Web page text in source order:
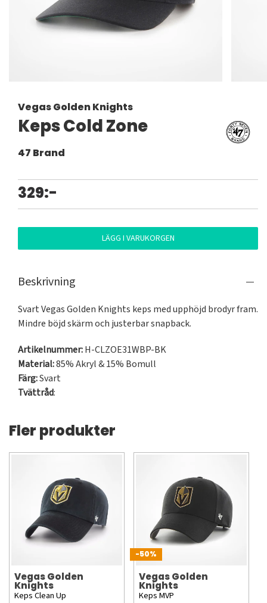
Vegas Golden Knights
Keps Cold Zone
47 Brand
329:-
LÄGG I VARUKORGEN
Beskrivning
Svart Vegas Golden Knights keps med upphöjd brodyr fram.
Mindre böjd skärm och justerbar snapback.
Artikelnummer:H-CLZOE31WBP-BK
Material:85% Akryl & 15% Bomull
Färg:Svart
Tvättråd:
Fler produkter
Vegas Golden
Knights
Keps Clean Up
-50%
Vegas Golden
Knights
Keps MVP